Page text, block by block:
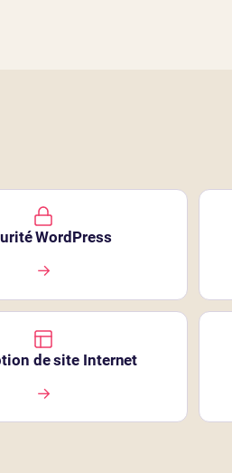
WordPress
→
de site Internet
→